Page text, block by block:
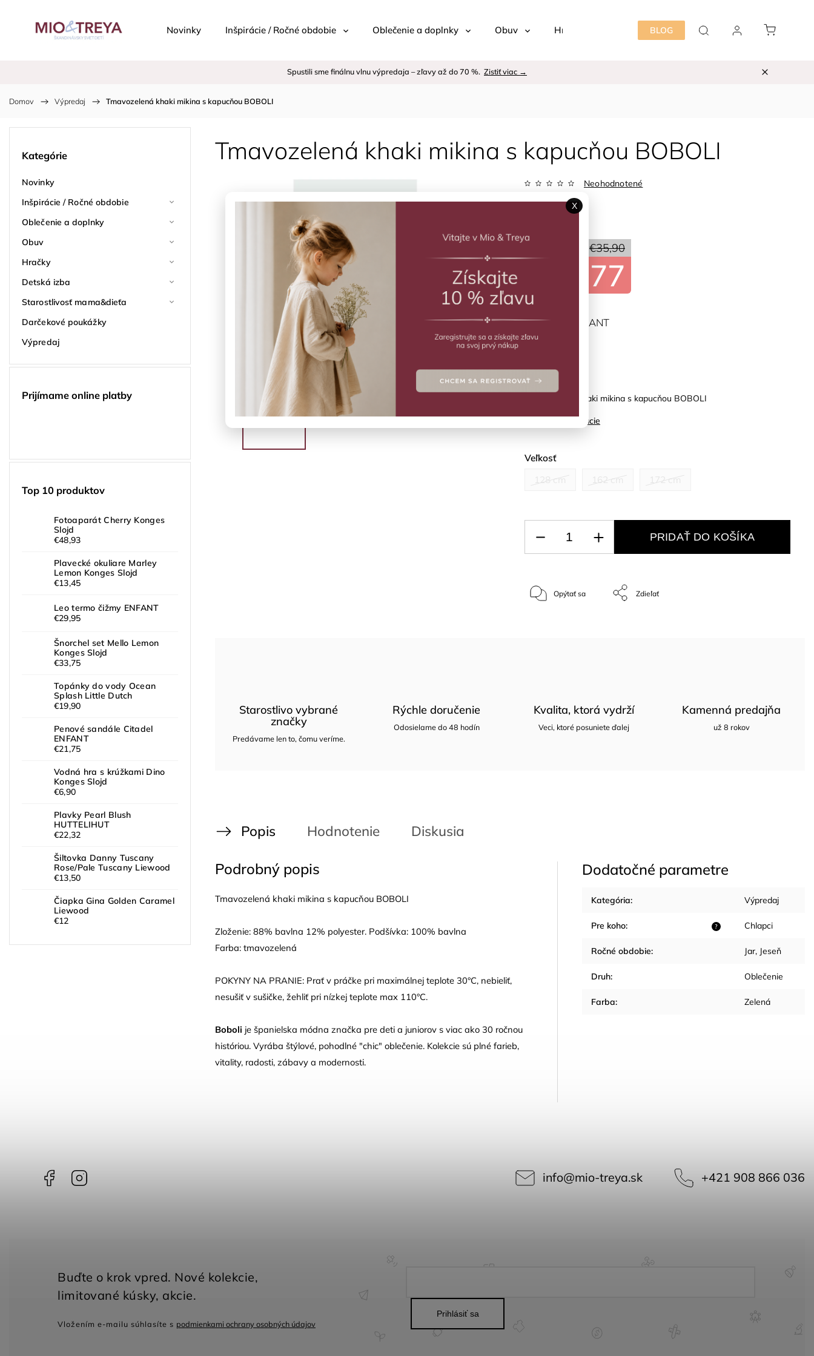
BLOG
Novinky Inšpirácie / Ročné obdobie Oblečenie a doplnky Obuv Hračky Detská izba Starostlivosť
Spustili sme finálnu vlnu výpredaja – zľavy až do 70 %. Zistiť viac →
Domov / Výpredaj / Tmavozelená khaki mikina s kapucňou BOBOLI
Kategórie
Novinky
Inšpirácie / Ročné obdobie
Oblečenie a doplnky
Obuv
Hračky
Detská izba
Starostlivosť mama&dieťa
Darčekové poukážky
Výpredaj
Prijímame online platby
Top 10 produktov
Fotoaparát Cherry Konges
Slojd
€48,93
Plavecké okuliare Marley
Lemon Konges Slojd
€13,45
Leo termo čižmy ENFANT
€29,95
Šnorchel set Mello Lemon
Konges Slojd
€33,75
Topánky do vody Ocean
Splash Little Dutch
€19,90
Penové sandále Citadel
ENFANT
€21,75
Vodná hra s krúžkami Dino
Konges Slojd
€6,90
Plavky Pearl Blush
HUTTELIHUT
€22,32
Šiltovka Danny Tuscany
Rose/Pale Tuscany Liewood
€13,50
Čiapka Gina Golden Caramel
Liewood
€12
Tmavozelená khaki mikina s kapucňou BOBOLI
Neohodnotené
€35,90
€10,77
Kód: Zvoľte variant
Tmavozelená khaki mikina s kapucňou BOBOLI
Detailné informácie
Veľkosť
ZVOĽTE VARIANT
PRIDAŤ DO KOŠÍKA
Opýtať sa Zdieľať
Starostlivo vybrané
značky
Predávame len to, čomu veríme.
Rýchle doručenie
Odosielame do 48 hodín
Kvalita, ktorá vydrží
Veci, ktoré posuniete ďalej
Kamenná predajňa
už 8 rokov
Popis Hodnotenie Diskusia
Podrobný popis
Tmavozelená khaki mikina s kapucňou BOBOLI
Zloženie: 88% bavlna 12% polyester. Podšívka: 100% bavlna
Farba: tmavozelená
POKYNY NA PRANIE: Prať v práčke pri maximálnej teplote 30°C, nebieliť,
nesušiť v sušičke, žehliť pri nízkej teplote max 110°C.
Boboli je španielska módna značka pre deti a juniorov s viac ako 30 ročnou
históriou. Vyrába štýlové, pohodlné "chic" oblečenie. Kolekcie sú plné farieb,
vitality, radosti, zábavy a modernosti.
Dodatočné parametre
Kategória: Výpredaj
?
Pre koho: Chlapci
Ročné obdobie: Jar, Jeseň
Druh: Oblečenie
Farba: Zelená
Facebook info@mio-treya.sk +421 908 866 036
Vložením e-mailu súhlasíte s podmienkami ochrany osobných údajov
Prihlásiť sa
X